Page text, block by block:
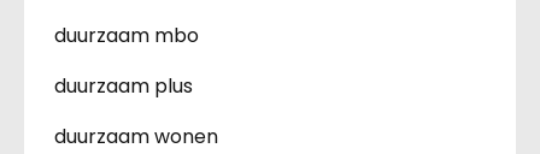
duurzaam mbo
duurzaam plus
duurzaam wonen